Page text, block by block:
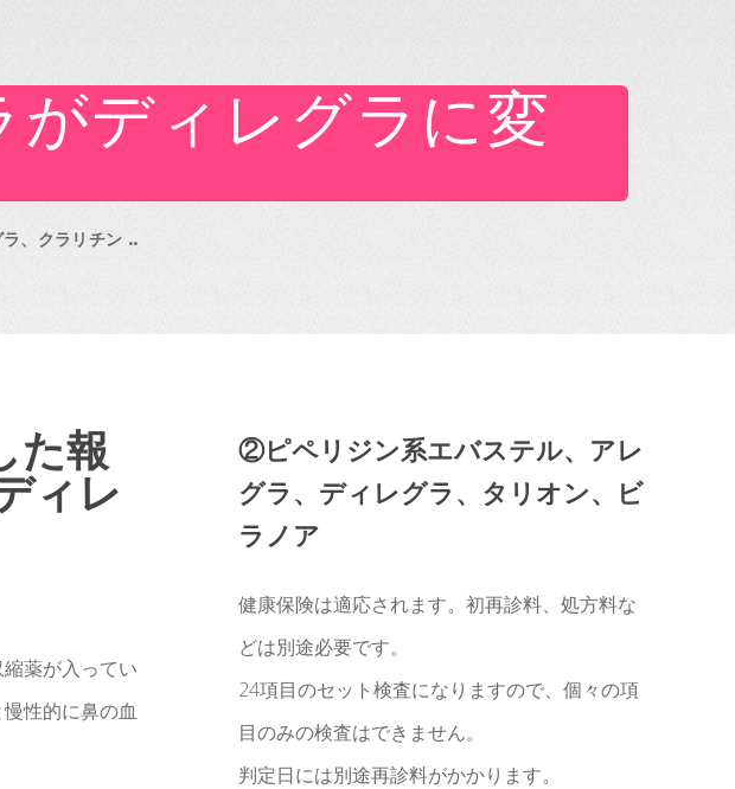
がディレグラに変
、クラリチン ..
た報
ィレ
薬が入ってい
性的に鼻の血
②ピペリジン系エバステル、アレ
グラ、ディレグラ、タリオン、ビ
ラノア
健康保険は適応されます。初再診料、処方料な
どは別途必要です。
24項目のセット検査になりますので、個々の項
目のみの検査はできません。
判定日には別途再診料がかかります。